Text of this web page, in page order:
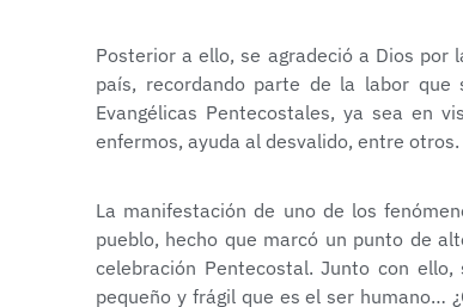
Posterior a ello, se agradeció a Dios
país, recordando parte de la labor
Evangélicas Pentecostales, ya sea en
enfermos, ayuda al desvalido, entre otros.
La manifestación de uno de los
pueblo, hecho que marcó un punto de
celebración Pentecostal. Junto con
pequeño y frágil que es el ser humano…